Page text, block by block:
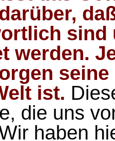
sind
werden.
ist.
die uns
haben